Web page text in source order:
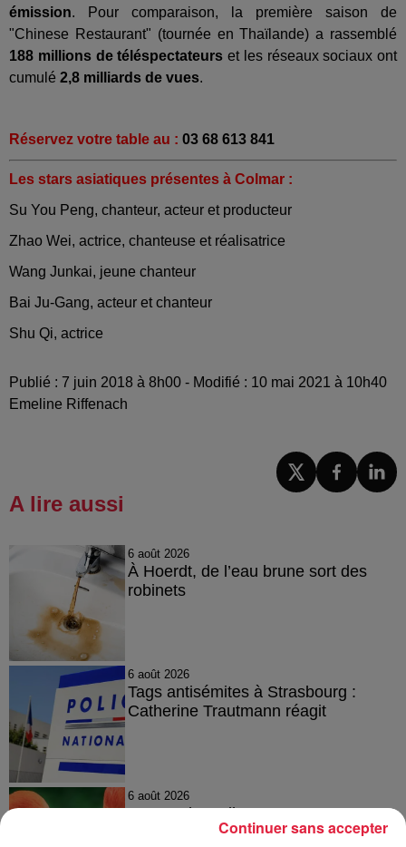
émission. Pour comparaison, la première saison de
"Chinese Restaurant" (tournée en Thaïlande) a rassemblé
188 millions de téléspectateurs et les réseaux sociaux ont
cumulé 2,8 milliards de vues.
Réservez votre table au : 03 68 613 841
Les stars asiatiques présentes à Colmar :
Su You Peng, chanteur, acteur et producteur
Zhao Wei, actrice, chanteuse et réalisatrice
Wang Junkai, jeune chanteur
Bai Ju-Gang, acteur et chanteur
Shu Qi, actrice
Publié : 7 juin 2018 à 8h00 - Modifié : 10 mai 2021 à 10h40
Emeline Riffenach
A lire aussi
6 août 2026
À Hoerdt, de l’eau brune sort des
robinets
6 août 2026
Tags antisémites à Strasbourg :
Catherine Trautmann réagit
6 août 2026
Au zoo de Mulhouse : rencontre
avec les flamants rouges
Continuer sans accepter